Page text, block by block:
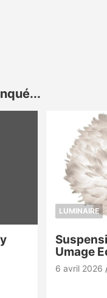
LUMINAIRE
Umage
6 avril 2026